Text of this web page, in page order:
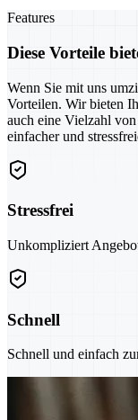
Features
Diese Vorteile
Wenn Sie mit uns
Vorteilen. Wir bieten
auch eine Vielzahl
einfacher und
Stressfrei
Unkompliziert
Schnell
Schnell und einfach